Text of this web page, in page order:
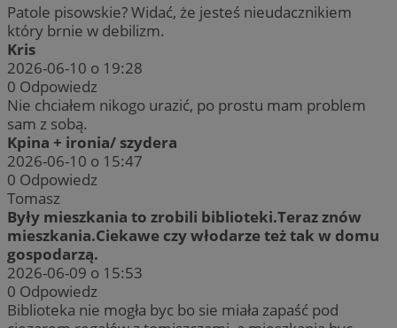
Patole pisowskie? Widać, że jesteś nieudacznikiem
który brnie w debilizm.
Kris
2026-06-10 o 19:28
0 Odpowiedz
Nie chciałem nikogo urazić, po prostu mam problem
sam z sobą.
Kpina + ironia/ szydera
2026-06-10 o 15:47
0 Odpowiedz
Tomasz
Były mieszkania to zrobili biblioteki.Teraz znów
mieszkania.Ciekawe czy włodarze też tak w domu
gospodarzą.
2026-06-09 o 15:53
0 Odpowiedz
Biblioteka nie mogła byc bo sie miała zapaść pod